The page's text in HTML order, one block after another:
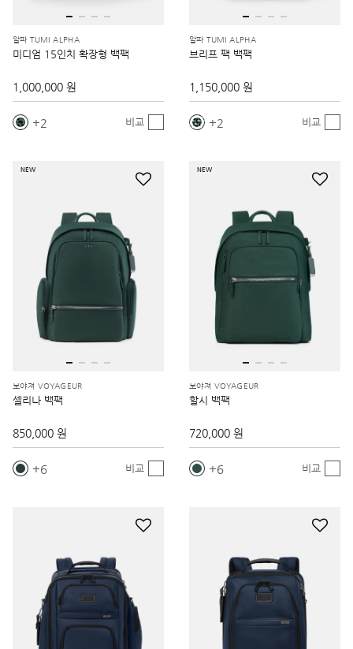
알파 TUMI ALPHA
미디엄 15인치 확장형 백팩
1,000,000 원
2 비교
알파 TUMI ALPHA
브리프 팩 백팩
1,150,000 원
2 비교
NEW
보야져 VOYAGEUR
셀리나 백팩
850,000 원
6 비교
NEW
보야져 VOYAGEUR
할시 백팩
720,000 원
6 비교